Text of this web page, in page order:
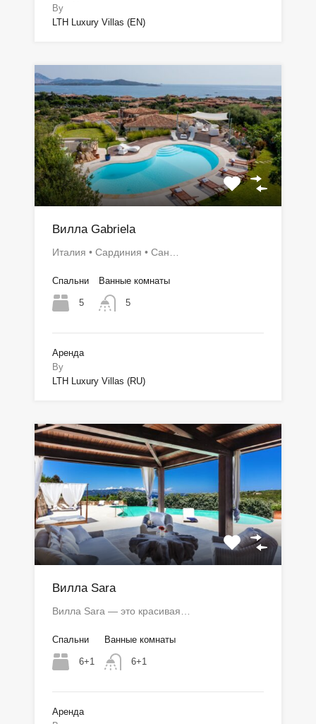
By
LTH Luxury Villas (EN)
Вилла Gabriela
Италия • Сардиния • Сан…
Спальни
5
Ванные комнаты
5
Аренда
By
LTH Luxury Villas (RU)
Вилла Sara
Вилла Sara — это красивая…
Спальни
6+1
Ванные комнаты
6+1
Аренда